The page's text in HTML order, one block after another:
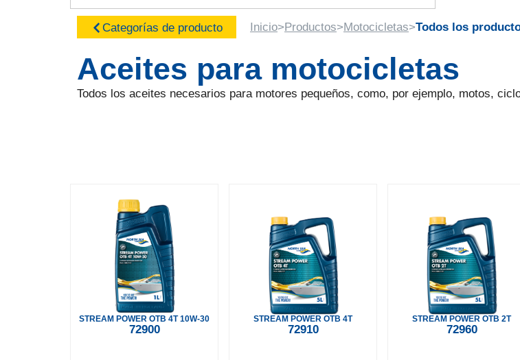
Categorías de producto Inicio>Productos>Motocicletas>Todos los
Aceites para motocicletas
Todos los aceites necesarios para motores pequeños, como, por ejemplo, motos,
STREAM POWER OTB 4T 10W-30
72900
STREAM POWER OTB 4T
72910
STREAM POWER OTB 2T
72960